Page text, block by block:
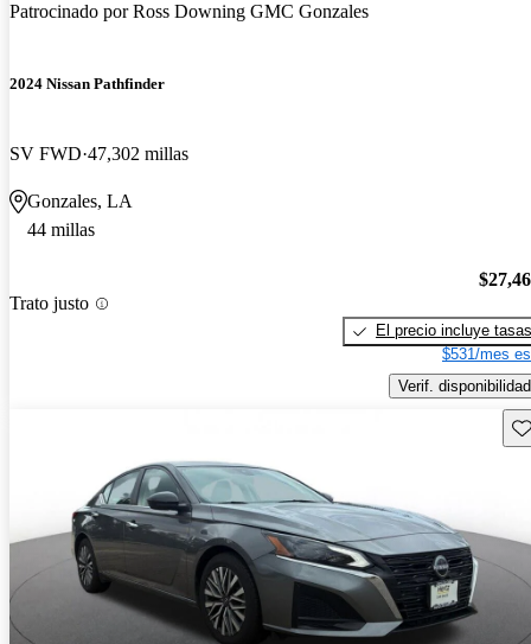
Patrocinado porRoss Downing GMC Gonzales
2024 Nissan Pathfinder
SV FWD 47,302 millas
Gonzales, LA
44 millas
Trato justo
El precio incluye tasas
$531/mes
Verif. disponibilidad